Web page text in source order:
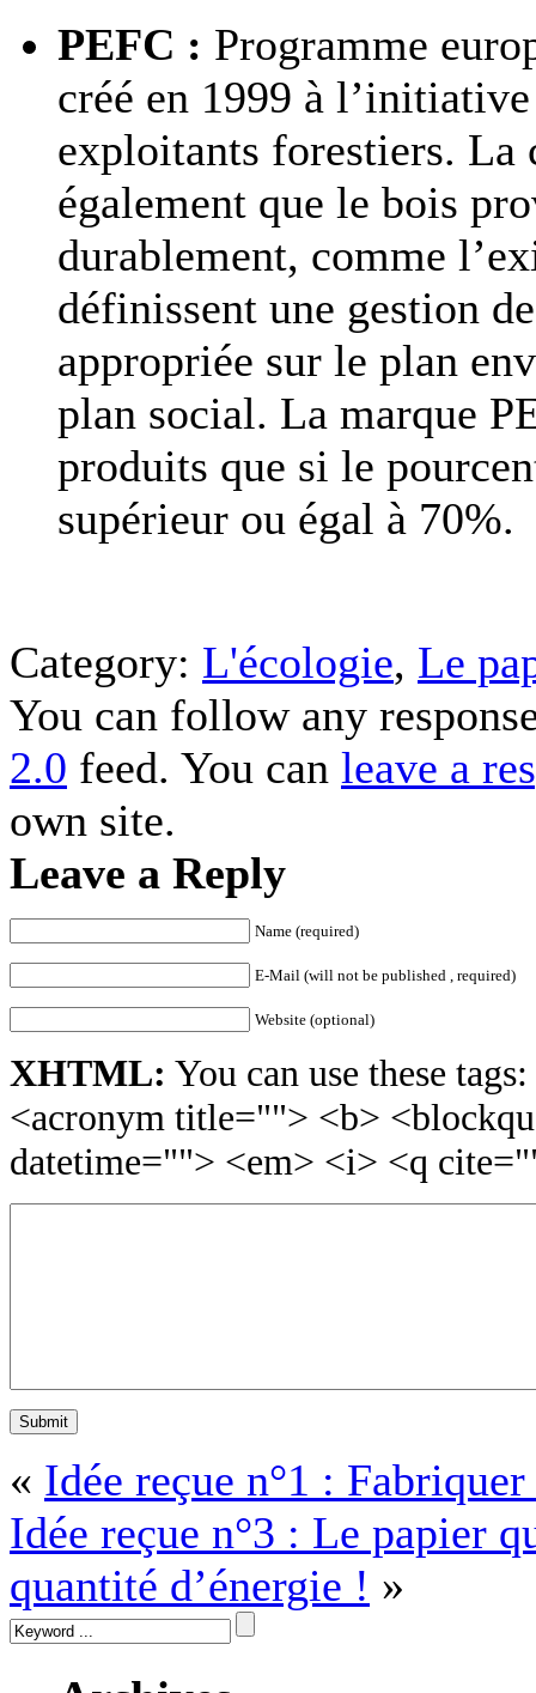
PEFC : Programme
créé en 1999 à
exploitants forestiers.
également que le bois
durablement, comme
définissent une gestion
appropriée sur le plan
plan social. La marque
produits que si le
supérieur ou égal à 70%.
Category: L'écologie, Le
You can follow any
2.0 feed. You can leave a
own site.
Leave a Reply
Name (required)
E-Mail (will not be published , required)
Website (optional)
XHTML: You can use these
<acronym title=""> <b>
datetime=""> <em> <i> <q
« Idée reçue n°1 :
Idée reçue n°3 : Le papier
quantité d’énergie ! »